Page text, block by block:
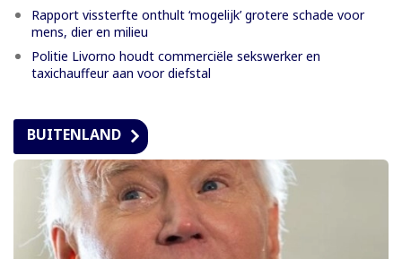
Rapport vissterfte onthult ‘mogelijk’ grotere schade voor
mens, dier en milieu
Politie Livorno houdt commerciële sekswerker en
taxichauffeur aan voor diefstal
BUITENLAND